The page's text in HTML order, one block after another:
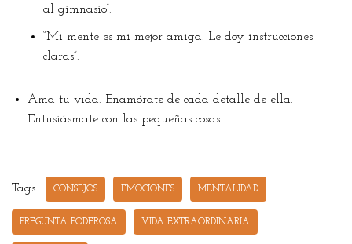
al gimnasio”.
“Mi mente es mi mejor amiga. Le doy instrucciones
claras”.
Ama tu vida. Enamórate de cada detalle de ella.
Entusiásmate con las pequeñas cosas.
Tags: CONSEJOS EMOCIONES MENTALIDAD
PREGUNTA PODEROSA VIDA EXTRAORDINARIA